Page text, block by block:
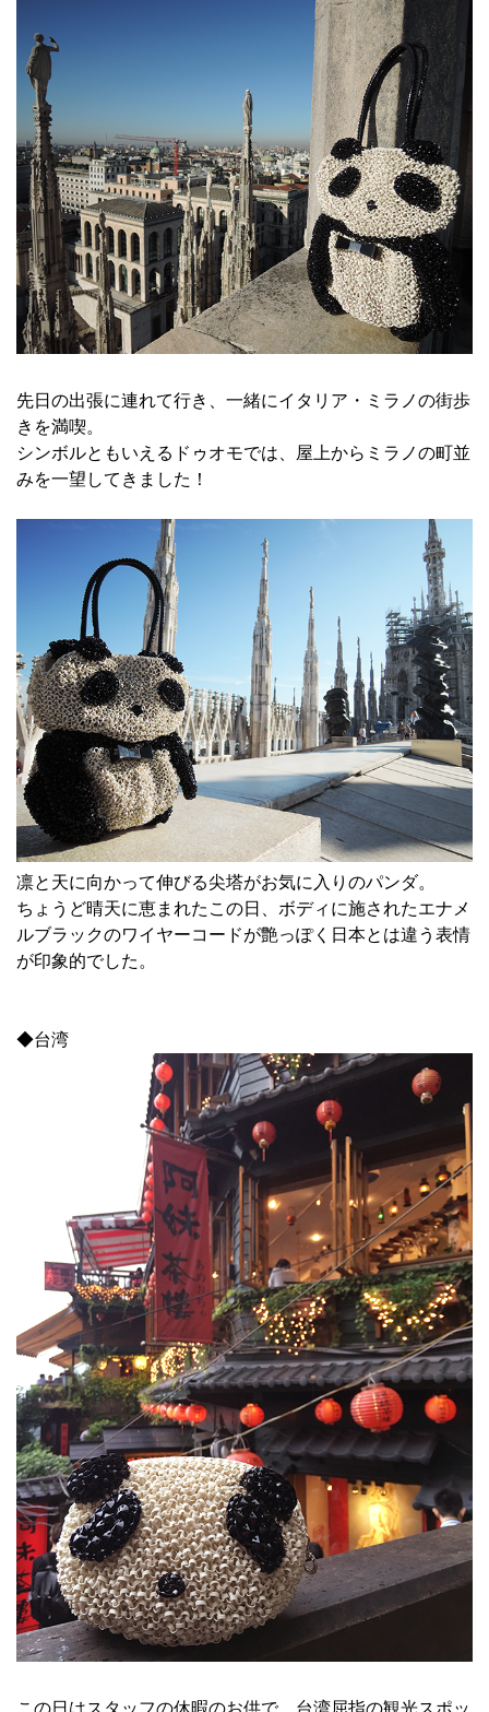
先日の出張に連れて行き、一緒にイタリア・ミラノの街歩
きを満喫。
シンボルともいえるドゥオモでは、屋上からミラノの町並
みを一望してきました！
凛と天に向かって伸びる尖塔がお気に入りのパンダ。
ちょうど晴天に恵まれたこの日、ボディに施されたエナメ
ルブラックのワイヤーコードが艶っぽく日本とは違う表情
が印象的でした。
◆台湾